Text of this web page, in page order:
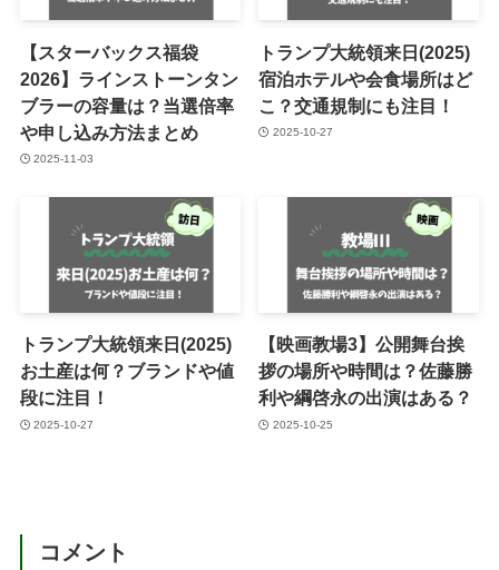
【スターバックス福袋
2026】ラインストーンタン
ブラーの容量は？当選倍率
や申し込み方法まとめ
2025-11-03
トランプ大統領来日(2025)
宿泊ホテルや会食場所はど
こ？交通規制にも注目！
2025-10-27
トランプ大統領来日(2025)
お土産は何？ブランドや値
段に注目！
2025-10-27
【映画教場3】公開舞台挨
拶の場所や時間は？佐藤勝
利や綱啓永の出演はある？
2025-10-25
コメント